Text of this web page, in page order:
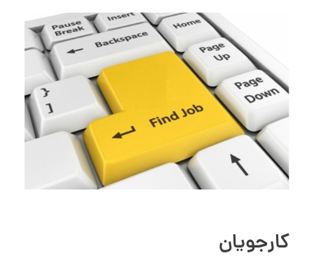
کارجویان